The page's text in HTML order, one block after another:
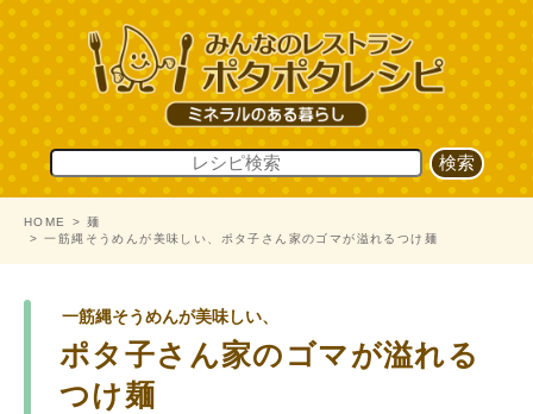
HOME
麺
一筋縄そうめんが美味しい、ポタ子さん家のゴマが溢れるつけ麺
一筋縄そうめんが美味しい、
ポタ子さん家のゴマが溢れる
つけ麺